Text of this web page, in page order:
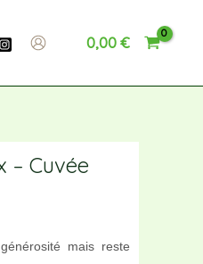
0,00 €
– Cuvée
mais reste